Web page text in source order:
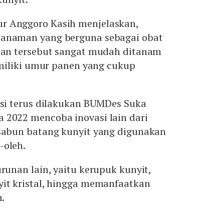
Anggoro Kasih menjelaskan,
yang berguna sebagai obat
tersebut sangat mudah ditanam
umur panen yang cukup
terus dilakukan BUMDes Suka
mencoba inovasi lain dari
batang kunyit yang digunakan
lain, yaitu kerupuk kunyit,
kristal, hingga memanfaatkan